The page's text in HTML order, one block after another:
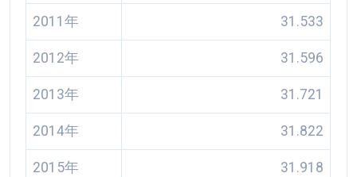
2011年 31.533
2012年 31.596
2013年 31.721
2014年 31.822
2015年 31.918